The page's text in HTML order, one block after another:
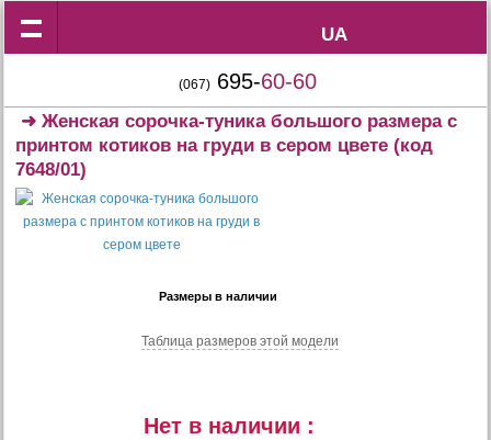
UA
UA
(067) 695-60-60
➜Женская сорочка-туника большого размера с
принтом котиков на груди в сером цвете (код
7648/01)
Размеры в наличии
Таблица размеров этой модели
Нет в наличии :